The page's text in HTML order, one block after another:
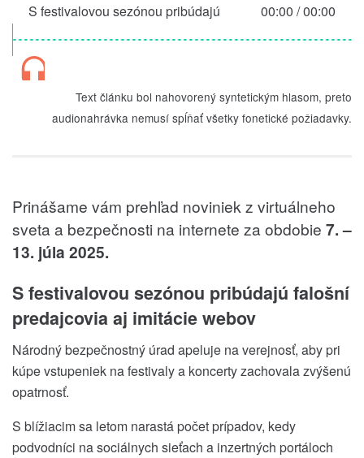
S festivalovou sezónou pribúdajú
falošní predajcovia aj imitácie webov
00:00 /00:00
Text článku bol nahovorený syntetickým hlasom, preto
audionahrávka nemusí spĺňať všetky fonetické požiadavky.
Prinášame vám prehľad noviniek z virtuálneho
sveta a bezpečnosti na internete za obdobie 7. –
13. júla 2025.
S festivalovou sezónou pribúdajú falošní
predajcovia aj imitácie webov
Národný bezpečnostný úrad apeluje na verejnosť, abypri
kúpe vstupeniek na festivaly a koncerty zachovala zvýšenú
opatrnosť.
S blížiacim sa letom narastá počet prípadov, kedy
podvodníci na sociálnych sieťach a inzertných portáloch